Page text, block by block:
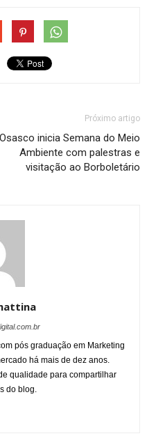
Próximo artigo
Osasco inicia Semana do Meio
Ambiente com palestras e
visitação ao Borboletário
pós graduação em Marketing
há mais de dez anos.
qualidade para compartilhar
do blog.